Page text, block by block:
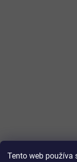
Tento web